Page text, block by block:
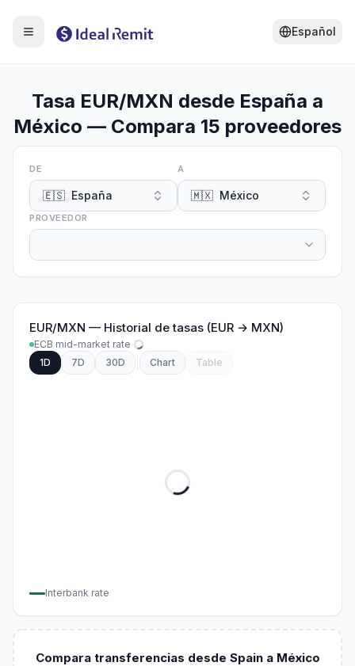
Español
Tasa EUR/MXN desde España a
México — Compara 15 proveedores
DE
🇪🇸 España
A
🇲🇽 México
PROVEEDOR
EUR/MXN — Historial de tasas (EUR → MXN)
ECB mid-market rate
1D
7D 30D Chart Table
Interbank rate
Compara transferencias desde Spain a México